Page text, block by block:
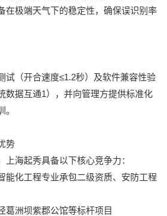
在极端天气下的稳定性，确保误识别率
试（开合速度≤1.2秒）及软件兼容性验
数据互通‌1），并向管理方提供标准化
势‌
上海起秀具备以下核心竞争力：
能化工程专业承包二级资质、安防工程
葛洲坝紫郡公馆等标杆项目